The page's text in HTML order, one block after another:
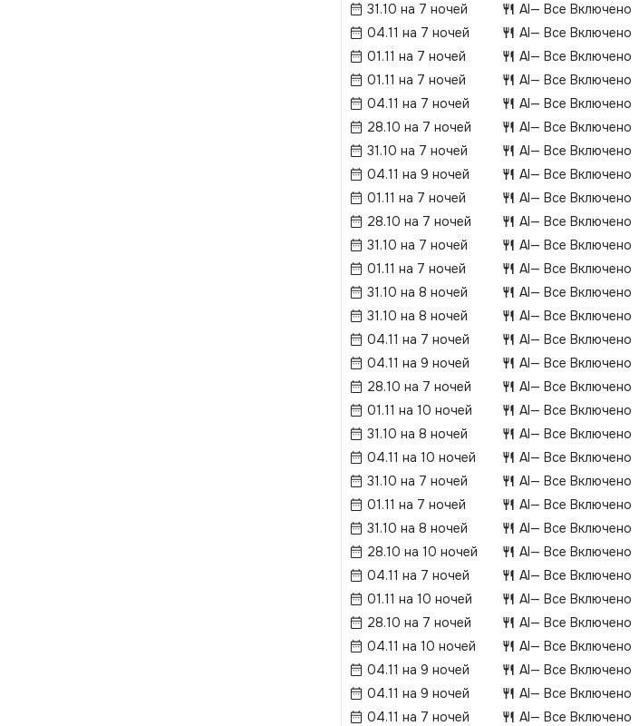
31.10 на 7 ночей
AI— Все Включено
04.11 на 7 ночей
AI— Все Включено
01.11 на 7 ночей
AI— Все Включено
01.11 на 7 ночей
AI— Все Включено
04.11 на 7 ночей
AI— Все Включено
28.10 на 7 ночей
AI— Все Включено
31.10 на 7 ночей
AI— Все Включено
04.11 на 9 ночей
AI— Все Включено
01.11 на 7 ночей
AI— Все Включено
28.10 на 7 ночей
AI— Все Включено
31.10 на 7 ночей
AI— Все Включено
01.11 на 7 ночей
AI— Все Включено
31.10 на 8 ночей
AI— Все Включено
31.10 на 8 ночей
AI— Все Включено
04.11 на 7 ночей
AI— Все Включено
04.11 на 9 ночей
AI— Все Включено
28.10 на 7 ночей
AI— Все Включено
01.11 на 10 ночей
AI— Все Включено
31.10 на 8 ночей
AI— Все Включено
04.11 на 10 ночей
AI— Все Включено
31.10 на 7 ночей
AI— Все Включено
01.11 на 7 ночей
AI— Все Включено
31.10 на 8 ночей
AI— Все Включено
28.10 на 10 ночей
AI— Все Включено
04.11 на 7 ночей
AI— Все Включено
01.11 на 10 ночей
AI— Все Включено
28.10 на 7 ночей
AI— Все Включено
04.11 на 10 ночей
AI— Все Включено
04.11 на 9 ночей
AI— Все Включено
04.11 на 9 ночей
AI— Все Включено
04.11 на 7 ночей
AI— Все Включено